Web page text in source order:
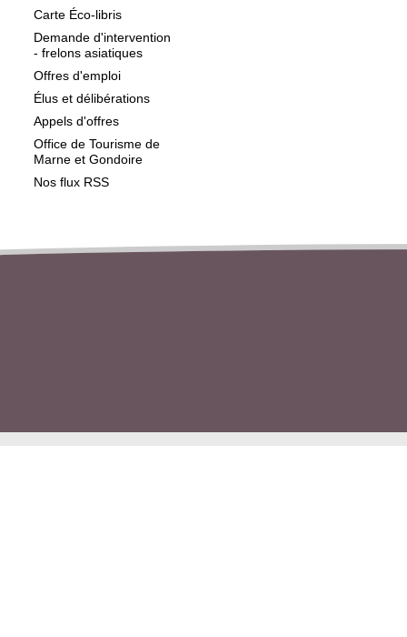
Carte Éco-libris
Demande d'intervention
- frelons asiatiques
Offres d'emploi
Élus et délibérations
Appels d'offres
Office de Tourisme de
Marne et Gondoire
Nos flux RSS